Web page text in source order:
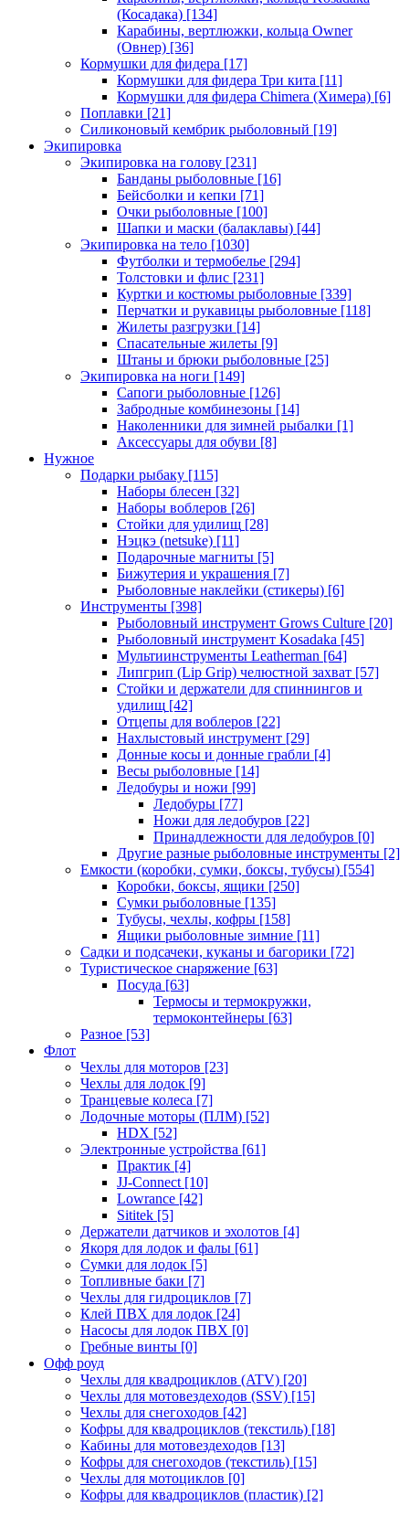
(Косадака) [134]
Карабины, вертлюжки, кольца Owner
(Овнер) [36]
Кормушки для фидера [17]
Кормушки для фидера Три кита [11]
Кормушки для фидера Chimera (Химера) [6]
Поплавки [21]
Силиконовый кембрик рыболовный [19]
Экипировка
Экипировка на голову [231]
Банданы рыболовные [16]
Бейсболки и кепки [71]
Очки рыболовные [100]
Шапки и маски (балаклавы) [44]
Экипировка на тело [1030]
Футболки и термобелье [294]
Толстовки и флис [231]
Куртки и костюмы рыболовные [339]
Перчатки и рукавицы рыболовные [118]
Жилеты разгрузки [14]
Спасательные жилеты [9]
Штаны и брюки рыболовные [25]
Экипировка на ноги [149]
Сапоги рыболовные [126]
Забродные комбинезоны [14]
Наколенники для зимней рыбалки [1]
Аксессуары для обуви [8]
Нужное
Подарки рыбаку [115]
Наборы блесен [32]
Наборы воблеров [26]
Стойки для удилищ [28]
Нэцкэ (netsuke) [11]
Подарочные магниты [5]
Бижутерия и украшения [7]
Рыболовные наклейки (стикеры) [6]
Инструменты [398]
Рыболовный инструмент Grows Culture [20]
Рыболовный инструмент Kosadaka [45]
Мультиинструменты Leatherman [64]
Липгрип (Lip Grip) челюстной захват [57]
Стойки и держатели для спиннингов и
удилищ [42]
Отцепы для воблеров [22]
Нахлыстовый инструмент [29]
Донные косы и донные грабли [4]
Весы рыболовные [14]
Ледобуры и ножи [99]
Ледобуры [77]
Ножи для ледобуров [22]
Принадлежности для ледобуров [0]
Другие разные рыболовные инструменты [2]
Емкости (коробки, сумки, боксы, тубусы) [554]
Коробки, боксы, ящики [250]
Сумки рыболовные [135]
Тубусы, чехлы, кофры [158]
Ящики рыболовные зимние [11]
Садки и подсачеки, куканы и багорики [72]
Туристическое снаряжение [63]
Посуда [63]
Термосы и термокружки,
термоконтейнеры [63]
Разное [53]
Флот
Чехлы для моторов [23]
Чехлы для лодок [9]
Транцевые колеса [7]
Лодочные моторы (ПЛМ) [52]
HDX [52]
Электронные устройства [61]
Практик [4]
JJ-Connect [10]
Lowrance [42]
Sititek [5]
Держатели датчиков и эхолотов [4]
Якоря для лодок и фалы [61]
Сумки для лодок [5]
Топливные баки [7]
Чехлы для гидроциклов [7]
Клей ПВХ для лодок [24]
Насосы для лодок ПВХ [0]
Гребные винты [0]
Офф роуд
Чехлы для квадроциклов (ATV) [20]
Чехлы для мотовездеходов (SSV) [15]
Чехлы для снегоходов [42]
Кофры для квадроциклов (текстиль) [18]
Кабины для мотовездеходов [13]
Кофры для снегоходов (текстиль) [15]
Чехлы для мотоциклов [0]
Кофры для квадроциклов (пластик) [2]